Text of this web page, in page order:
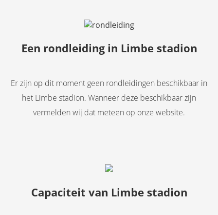
Een rondleiding in Limbe stadion
Er zijn op dit moment geen rondleidingen beschikbaar in
het Limbe stadion. Wanneer deze beschikbaar zijn
vermelden wij dat meteen op onze website.
Capaciteit van Limbe stadion